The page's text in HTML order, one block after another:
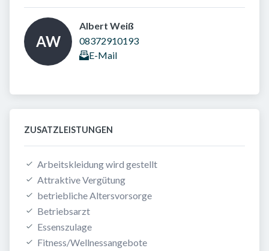
AW
Albert Weiß
08372910193
E-Mail
ZUSATZLEISTUNGEN
Arbeitskleidung wird gestellt
Attraktive Vergütung
betriebliche Altersvorsorge
Betriebsarzt
Essenszulage
Fitness/Wellnessangebote